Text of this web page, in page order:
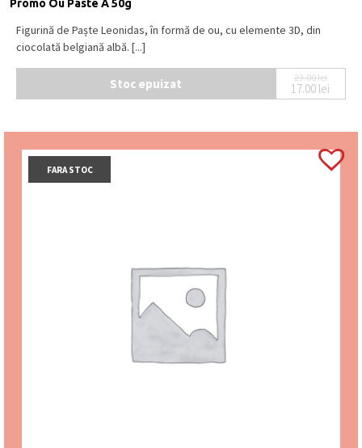
Promo Ou Paste A 50g
Figurină de Paște Leonidas, în formă de ou, cu elemente 3D, din
ciocolată belgiană albă. [...]
Stoc epuizat 23.00lei
Prețul
17.00 lei
Prețul
FARA STOC